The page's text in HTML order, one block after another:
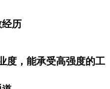
历
度，能承受高强度的工